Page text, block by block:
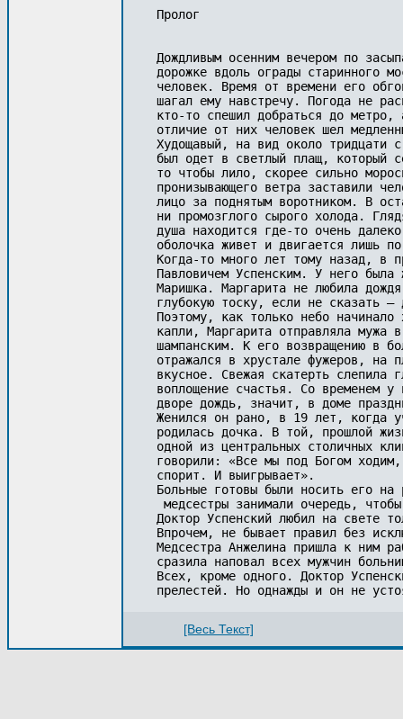
Пролог
Дождливым осенним вечером по
дорожке вдоль ограды старинного
человек. Время от времени его
шагал ему навстречу. Погода не
кто-то спешил добраться до
отличие от них человек шел
Худощавый, на вид около тридцати
был одет в светлый плащ, который
то чтобы лило, скорее сильно
пронизывающего ветра заставили
лицо за поднятым воротником. В
ни промозглого сырого холода.
душа находится где-то очень
оболочка живет и двигается лишь
Когда-то много лет тому назад, в
Павловичем Успенским. У него
Маришка. Маргарита не любила
глубокую тоску, если не сказать
Поэтому, как только небо
капли, Маргарита отправляла
шампанским. К его возвращению в
отражался в хрустале фужеров, на
вкусное. Свежая скатерть слепила
воплощение счастья. Со временем
дворе дождь, значит, в доме
Женился он рано, в 19 лет, когда
родилась дочка. В той, прошлой
одной из центральных столичных
говорили: «Все мы под Богом
спорит. И выигрывает».
Больные готовы были носить его
медсестры занимали очередь,
Доктор Успенский любил на свете
Впрочем, не бывает правил без
Медсестра Анжелина пришла к ним
сразила наповал всех мужчин
Всех, кроме одного. Доктор
[Весь Текст]